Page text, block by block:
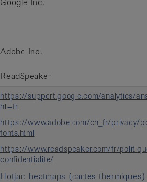
Google Inc.
Adobe Inc.
ReadSpeaker
https://support.google.com/analytics/
hl=fr
https://www.adobe.com/ch_fr/privacy/
fonts.html
https://www.readspeaker.com/fr/
confidentialite/
Hotjar: heatmaps (cartes